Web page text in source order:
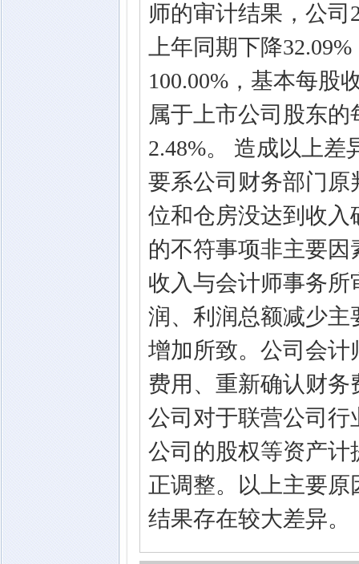
师的审计结果，公司
上年同期下降
100.00%，基本每股
属于上市公司股东
2.48%。 造成以上
要系公司财务部门
位和仓房没达到收
的不符事项非主要
收入与会计师事务
润、利润总额减少
增加所致。公司会
费用、重新确认财
公司对于联营公司
公司的股权等资产
正调整。以上主要
结果存在较大差异。